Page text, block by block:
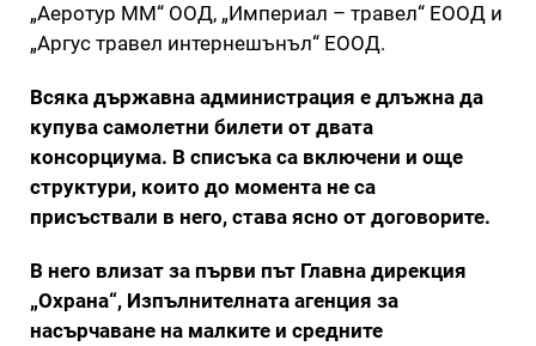
„Аеротур ММ“ ООД, „Империал – травел“ ЕООД и
„Аргус травел интернешънъл“ ЕООД.
Всяка държавна администрация е длъжна да
купува самолетни билети от двата
консорциума. В списъка са включени и още
структури, които до момента не са
присъствали в него, става ясно от договорите.
В него влизат за първи път Главна дирекция
„Охрана“, Изпълнителната агенция за
насърчаване на малките и средните